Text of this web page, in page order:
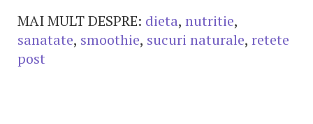
MAI MULT DESPRE: dieta, nutritie,
sanatate, smoothie, sucuri naturale, retete
post